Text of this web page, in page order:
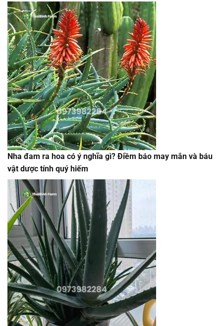
Nha đam ra hoa có ý nghĩa gì? Điềm báo may mắn và báu
vật dược tính quý hiếm